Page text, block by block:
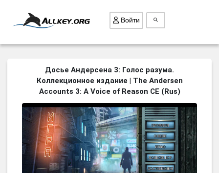
ВСЕ ИГРЫ
ПОИСК ПРЕДМЕТОВ
БИЗНЕС
ТРИ-В-РЯД
СТРАТЕГИИ
СТРЕЛЯЛКИ
Войти
Досье Андерсена 3: Голос разума.
Коллекционное издание | The Andersen
Accounts 3: A Voice of Reason CE (Rus)